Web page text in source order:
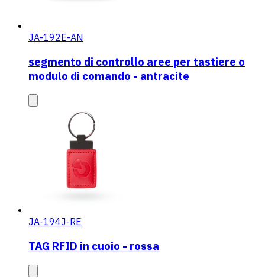
JA-192E-AN
segmento di controllo aree per tastiere o
modulo di comando - antracite
JA-194J-RE
TAG RFID in cuoio - rossa